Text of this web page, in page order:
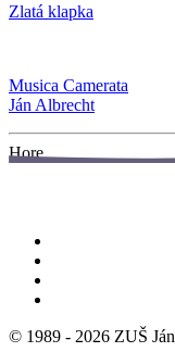
Zlatá klapka
Musica Camerata
Ján Albrecht
Hore
© 1989 - 2026 ZUŠ